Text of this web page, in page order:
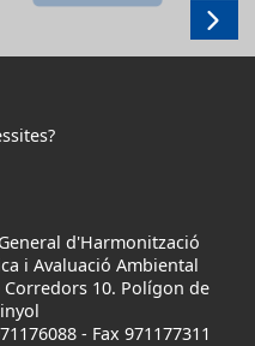
d'Harmonització
i Avaluació Ambiental
Corredors 10. Polígon de
- Fax 971177311